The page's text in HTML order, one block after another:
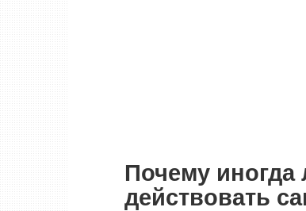
Почему
действовать